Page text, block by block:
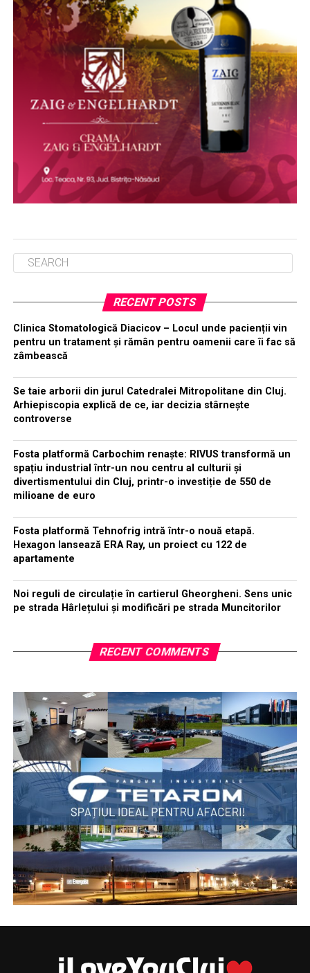
RECENT POSTS
Clinica Stomatologică Diacicov – Locul unde pacienții vin
pentru un tratament și rămân pentru oamenii care îi fac să
zâmbească
Se taie arborii din jurul Catedralei Mitropolitane din Cluj.
Arhiepiscopia explică de ce, iar decizia stârnește
controverse
Fosta platformă Carbochim renaște: RIVUS transformă un
spațiu industrial într-un nou centru al culturii și
divertismentului din Cluj, printr-o investiție de 550 de
milioane de euro
Fosta platformă Tehnofrig intră într-o nouă etapă.
Hexagon lansează ERA Ray, un proiect cu 122 de
apartamente
Noi reguli de circulație în cartierul Gheorgheni. Sens unic
pe strada Hârlețului și modificări pe strada Muncitorilor
RECENT COMMENTS